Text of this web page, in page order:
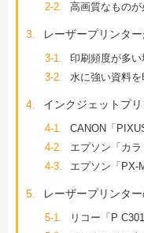
2-2.
高画質なもの
3. レーザープリンタ
3-1.
印刷頻度が多い
3-2.
水に強い資料
4. インクジェットプ
4-1.
CANON「
4-2.
エプソン「カラ
4-3.
エプソン「PX-
5. レーザープリンタ
5-1.
リコー「P